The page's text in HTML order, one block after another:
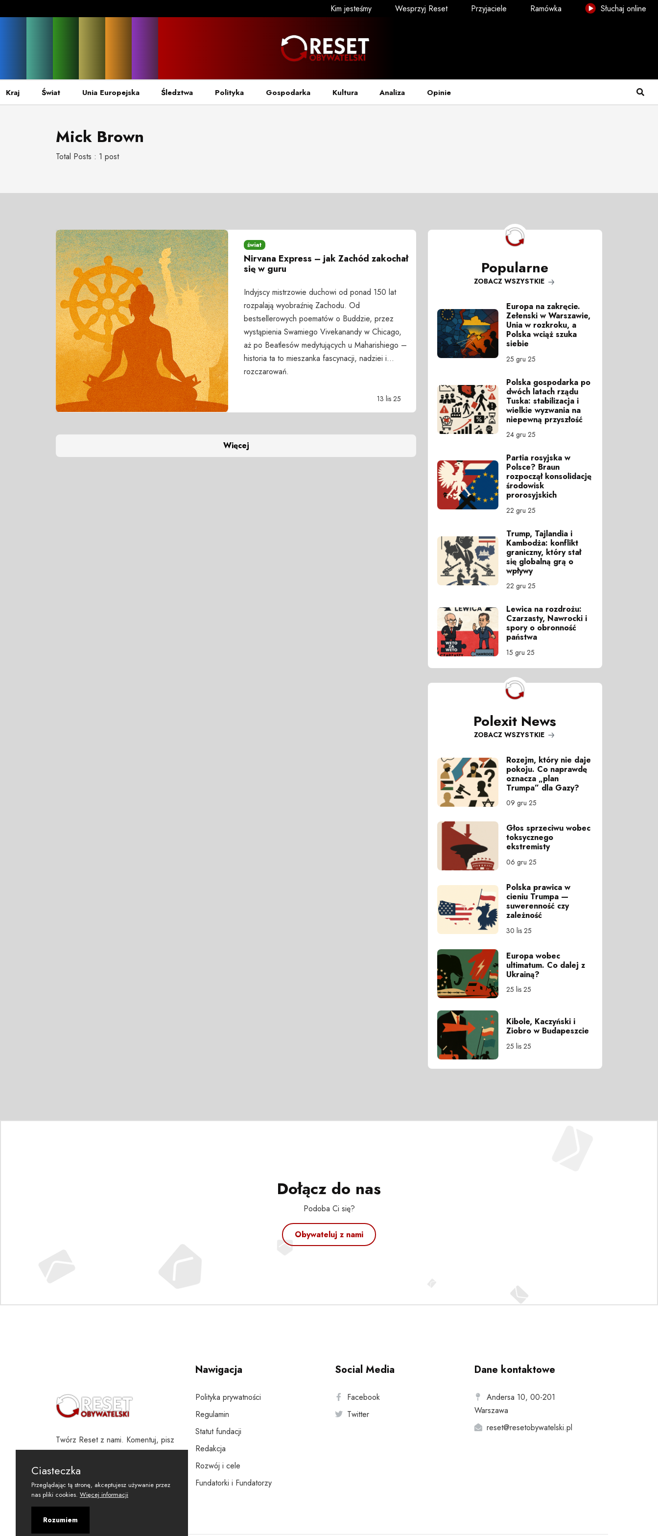
Kim jesteśmy Wesprzyj Reset Przyjaciele Ramówka Słuchaj online
Kraj Świat Unia Europejska Śledztwa Polityka Gospodarka Kultura Analiza Opinie
Mick Brown
Total Posts : 1 post
świat
Nirvana Express – jak Zachód zakochał
się w guru
Indyjscy mistrzowie duchowi od ponad 150 lat
rozpalają wyobraźnię Zachodu. Od
bestsellerowych poematów o Buddzie, przez
wystąpienia Swamiego Vivekanandy w Chicago,
aż po Beatlesów medytujących u Maharishiego –
historia ta to mieszanka fascynacji, nadziei i…
rozczarowań.
13 lis 25
Więcej
Popularne
ZOBACZ WSZYSTKIE
Europa na zakręcie.
Zełenski w Warszawie,
Unia w rozkroku, a
Polska wciąż szuka
siebie
25 gru 25
Polska gospodarka po
dwóch latach rządu
Tuska: stabilizacja i
wielkie wyzwania na
niepewną przyszłość
24 gru 25
Partia rosyjska w
Polsce? Braun
rozpoczął konsolidację
środowisk
prorosyjskich
22 gru 25
Trump, Tajlandia i
Kambodża: konflikt
graniczny, który stał
się globalną grą o
wpływy
22 gru 25
Lewica na rozdrożu:
Czarzasty, Nawrocki i
spory o obronność
państwa
15 gru 25
Polexit News
ZOBACZ WSZYSTKIE
Rozejm, który nie daje
pokoju. Co naprawdę
oznacza „plan
Trumpa” dla Gazy?
09 gru 25
Głos sprzeciwu wobec
toksycznego
ekstremisty
06 gru 25
Polska prawica w
cieniu Trumpa —
suwerenność czy
zależność
30 lis 25
Europa wobec
ultimatum. Co dalej z
Ukrainą?
25 lis 25
Kibole, Kaczyński i
Ziobro w Budapeszcie
25 lis 25
Dołącz do nas
Podoba Ci się?
Obywateluj z nami
Twórz Reset z nami. Komentuj, pisz
i wspieraj
Nawigacja
Polityka prywatności
Regulamin
Statut fundacji
Redakcja
Rozwój i cele
Fundatorki i Fundatorzy
Social Media
Facebook
Twitter
Dane kontaktowe
Andersa 10, 00-201
Warszawa
reset@resetobywatelski.pl
Ciasteczka
Przeglądając tą stronę, akceptujesz używanie przez
nas pliki cookies. Więcej informacji
Rozumiem